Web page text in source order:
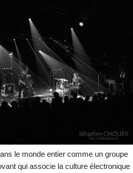
le monde entier comme un groupe
qui associe la culture électronique